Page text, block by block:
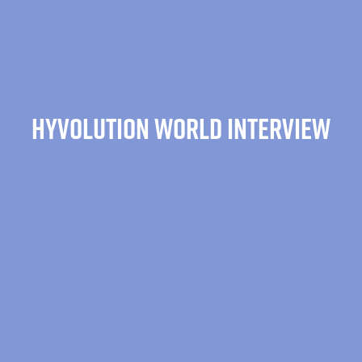
HYVOLUTION WORLD INTERVIEW